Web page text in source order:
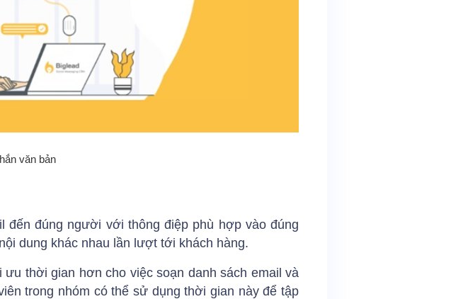
văn bản
đến đúng người với thông điệp phù hợp vào đúng
dung khác nhau lần lượt tới khách hàng.
thời gian hơn cho việc soạn danh sách email và
trong nhóm có thể sử dụng thời gian này để tập